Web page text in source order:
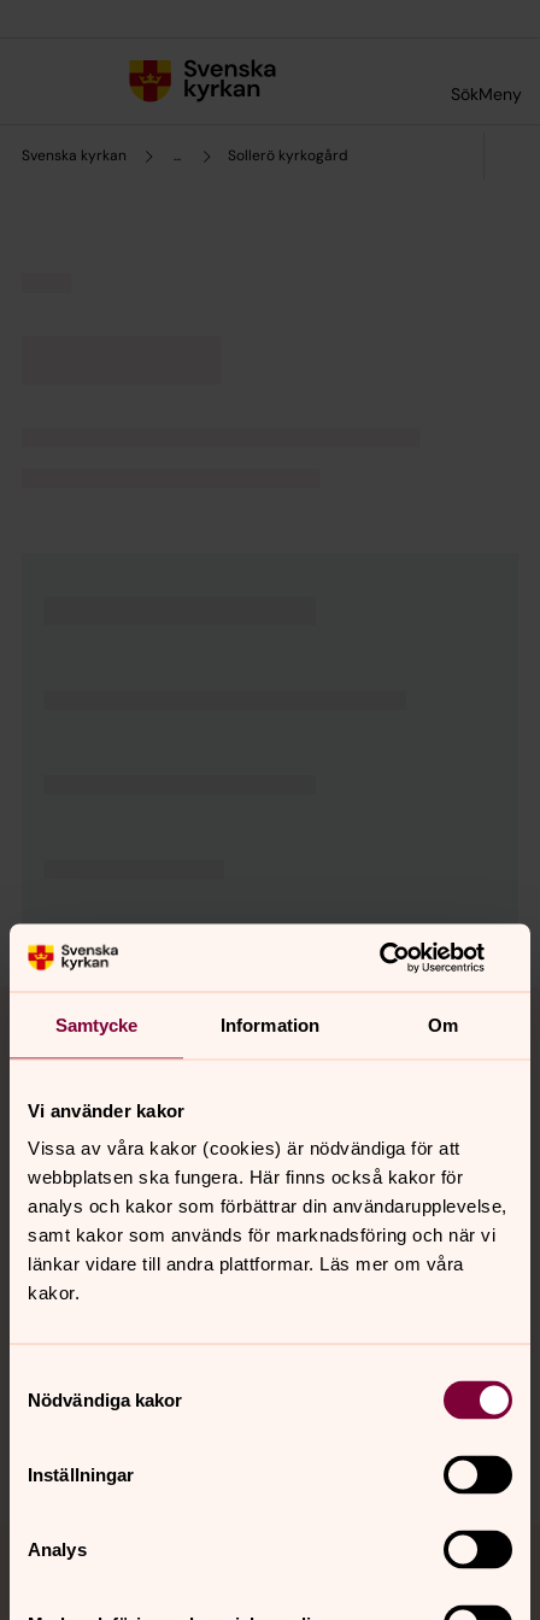
Samtycke Information Om
Vi använder kakor
Vissa av våra kakor (cookies) är nödvändiga för att
webbplatsen ska fungera. Här finns också kakor för
analys och kakor som förbättrar din användarupplevelse,
samt kakor som används för marknadsföring och när vi
länkar vidare till andra plattformar. Läs mer om våra
kakor.
Nödvändiga kakor
Inställningar
Analys
SökMeny
Svenska kyrkan ... Sollerö kyrkogård
Tillbaka till toppen
Tillbaka till innehållet
Kontakt
Kalender
Hitta snabbt
Sociala kanaler